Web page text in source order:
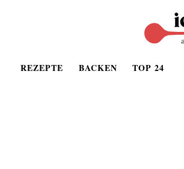
REZEPTE BACKEN TOP 24